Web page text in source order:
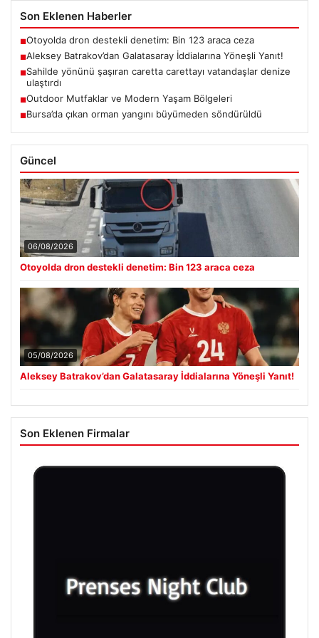
Son Eklenen Haberler
■Otoyolda dron destekli denetim: Bin 123 araca ceza
■Aleksey Batrakov’dan Galatasaray İddialarına Yöneşli Yanıt!
■Sahilde yönünü şaşıran caretta carettayı vatandaşlar denize
ulaştırdı
■Outdoor Mutfaklar ve Modern Yaşam Bölgeleri
■Bursa’da çıkan orman yangını büyümeden söndürüldü
Güncel
06/08/2026
Otoyolda dron destekli denetim: Bin 123 araca ceza
05/08/2026
Aleksey Batrakov’dan Galatasaray İddialarına Yöneşli Yanıt!
Son Eklenen Firmalar